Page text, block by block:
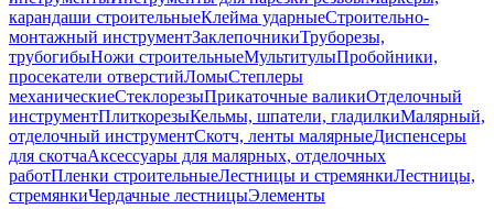
карандаши строительныеКлейма ударныеСтроительно-
монтажный инструментЗаклепочникиТруборезы,
трубогибыНожи строительныеМультитулыПробойники,
просекатели отверстийЛомыСтеплеры
механическиеСтеклорезыПрикаточные валикиОтделочный
инструментПлиткорезыКельмы, шпатели, гладилкиМалярный,
отделочный инструментСкотч, ленты малярныеДиспенсеры
для скотчаАксессуары для малярных, отделочных
работПленки строительныеЛестницы и стремянкиЛестницы,
стремянкиЧердачные лестницыЭлементы